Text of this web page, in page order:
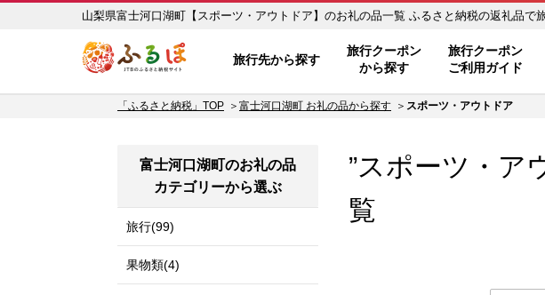
山梨県富士河口湖町【スポーツ・アウトド
旅行先から探す
旅行クーポン
から探す
旅行クーポン
ご利用ガイド
「ふるさと納税」TOP 富士河口湖町 お礼の品から探す スポーツ・アウトドア
”スポーツ・ア
覧
富士河口湖町のお礼の品
カテゴリーから選ぶ
旅行(99)
果物類(4)